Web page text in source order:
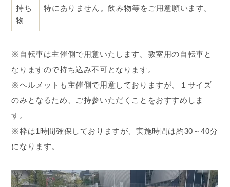
持ち
物
特にありません。飲み物等をご用意願います。
※自転車は主催側で用意いたします。教室用の自転車と
なりますので持ち込み不可となります。
※ヘルメットも主催側で用意しておりますが、１サイズ
のみとなるため、ご持参いただくことをおすすめしま
す。
※枠は1時間確保しておりますが、実施時間は約30～40分
になります。